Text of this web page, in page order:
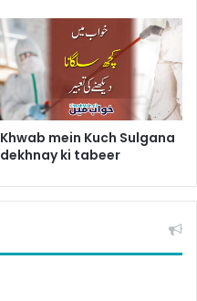
Khwab mein Kuch Sulgana
dekhnay ki tabeer